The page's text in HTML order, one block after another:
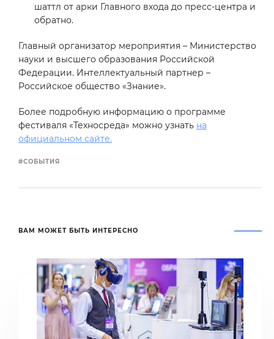
шаттл от арки Главного входа до пресс-центра и
обратно.
Главный организатор мероприятия – Министерство
науки и высшего образования Российской
Федерации. Интеллектуальный партнер –
Российское общество «Знание».
Более подробную информацию о программе
фестиваля «Техносреда» можно узнать на
официальном сайте.
#СОБЫТИЯ
ВАМ МОЖЕТ БЫТЬ ИНТЕРЕСНО